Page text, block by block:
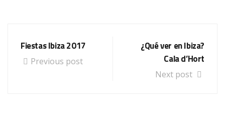
Fiestas Ibiza 2017
Previous post
¿Qué ver en Ibiza?
Cala d’Hort
Next post